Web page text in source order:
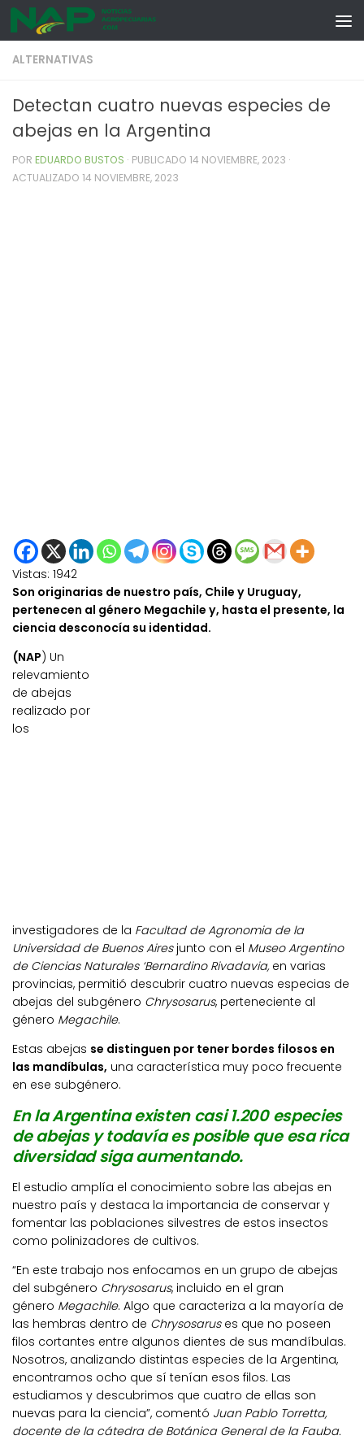
Skip to content
ALTERNATIVAS
Detectan cuatro nuevas especies de
abejas en la Argentina
POR EDUARDO BUSTOS · PUBLICADO 14 NOVIEMBRE, 2023 ·
ACTUALIZADO 14 NOVIEMBRE, 2023
Vistas: 1942
Son originarias de nuestro país, Chile y Uruguay,
pertenecen al género Megachile y, hasta el presente, la
ciencia desconocía su identidad.
(NAP) Un
relevamiento
de abejas
realizado por
los
investigadores de la Facultad de Agronomia de la
Universidad de Buenos Airesjunto con el Museo Argentino
de Ciencias Naturales ‘Bernardino Rivadavia,en varias
provincias, permitió descubrir cuatro nuevas especias de
abejas del subgénero Chrysosarus, perteneciente al
género Megachile.
Estas abejas se distinguen por tener bordes filosos en
las mandíbulas, una característica muy poco frecuente
en ese subgénero.
En la Argentina existen casi 1.200 especies
de abejas y todavía es posible que esa rica
diversidad siga aumentando.
El estudio amplía el conocimiento sobre las abejas en
nuestro país y destaca la importancia de conservar y
fomentar las poblaciones silvestres de estos insectos
como polinizadores de cultivos.
“En este trabajo nos enfocamos en un grupo de abejas
del subgénero Chrysosarus, incluido en el gran
género Megachile. Algo que caracteriza a la mayoría de
las hembras dentro de Chrysosaruses que no poseen
filos cortantes entre algunos dientes de sus mandíbulas.
Nosotros, analizando distintas especies de la Argentina,
encontramos ocho que sí tenían esos filos. Las
estudiamos y descubrimos que cuatro de ellas son
nuevas para la ciencia”, comentó Juan Pablo Torretta,
docente de la cátedra de Botánica General de la Fauba.